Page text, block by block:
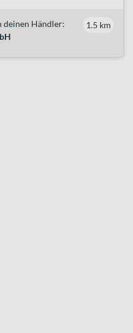
deinen Händler:
1.5 km